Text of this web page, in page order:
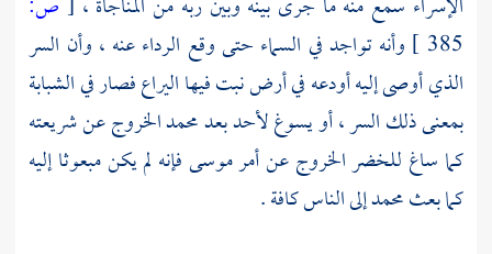
385 ] وأنه تواجد في السماء حتى وقع الرداء عنه ، وأن السر
الذي أوصى إليه أودعه في أرض نبت فيها اليراع فصار في الشبابة
بمعنى ذلك السر ، أو يسوغ لأحد بعدمحمدالخروج عن شريعته
كما ساغ للخضرالخروج عن أمرموسىفإنه لم يكن مبعوثا إليه
كما بعثمحمدإلى الناس كافة .